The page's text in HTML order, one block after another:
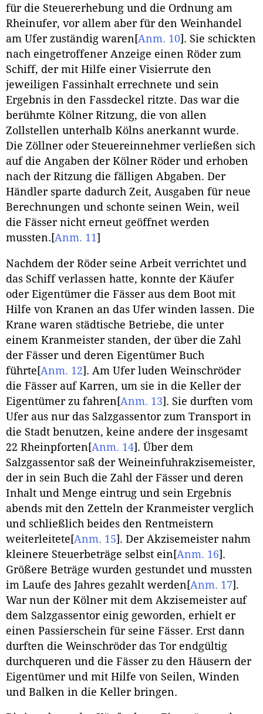
für die Steuererhebung und die Ordnung am
Rheinufer, vor allem aber für den Weinhandel
am Ufer zuständig waren [Anm. 10] . Sie schickten
nach eingetroffener Anzeige einen Röder zum
Schiff, der mit Hilfe einer Visierrute den
jeweiligen Fassinhalt errechnete und sein
Ergebnis in den Fassdeckel ritzte. Das war die
berühmte Kölner Ritzung, die von allen
Zollstellen unterhalb Kölns anerkannt wurde.
Die Zöllner oder Steuereinnehmer verließen sich
auf die Angaben der Kölner Röder und erhoben
nach der Ritzung die fälligen Abgaben. Der
Händler sparte dadurch Zeit, Ausgaben für neue
Berechnungen und schonte seinen Wein, weil
die Fässer nicht erneut geöffnet werden
mussten. [Anm. 11]
Nachdem der Röder seine Arbeit verrichtet und
das Schiff verlassen hatte, konnte der Käufer
oder Eigentümer die Fässer aus dem Boot mit
Hilfe von Kranen an das Ufer winden lassen. Die
Krane waren städtische Betriebe, die unter
einem Kranmeister standen, der über die Zahl
der Fässer und deren Eigentümer Buch
führte [Anm. 12] . Am Ufer luden Weinschröder
die Fässer auf Karren, um sie in die Keller der
Eigentümer zu fahren [Anm. 13] . Sie durften vom
Ufer aus nur das Salzgassentor zum Transport in
die Stadt benutzen, keine andere der insgesamt
22 Rheinpforten [Anm. 14] . Über dem
Salzgassentor saß der Weineinfuhrakzisemeister,
der in sein Buch die Zahl der Fässer und deren
Inhalt und Menge eintrug und sein Ergebnis
abends mit den Zetteln der Kranmeister verglich
und schließlich beides den Rentmeistern
weiterleitete [Anm. 15] . Der Akzisemeister nahm
kleinere Steuerbeträge selbst ein [Anm. 16] .
Größere Beträge wurden gestundet und mussten
im Laufe des Jahres gezahlt werden [Anm. 17] .
War nun der Kölner mit dem Akzisemeister auf
dem Salzgassentor einig geworden, erhielt er
einen Passierschein für seine Fässer. Erst dann
durften die Weinschröder das Tor endgültig
durchqueren und die Fässer zu den Häusern der
Eigentümer und mit Hilfe von Seilen, Winden
und Balken in die Keller bringen.